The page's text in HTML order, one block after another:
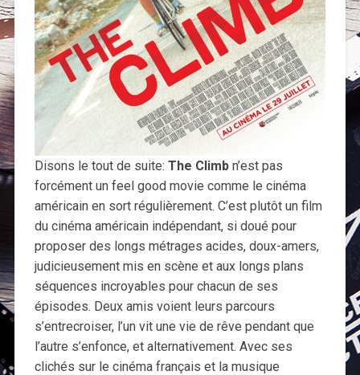
Disons le tout de suite: The Climbn’est pas
forcément un feel good movie comme le cinéma
américain en sort régulièrement. C’est plutôt un film
du cinéma américain indépendant, si doué pour
proposer des longs métrages acides, doux-amers,
judicieusement mis en scène et aux longs plans
séquences incroyables pour chacun de ses
épisodes. Deux amis voient leurs parcours
s’entrecroiser, l’un vit une vie de rêve pendant que
l’autre s’enfonce, et alternativement. Avec ses
clichés sur le cinéma français et la musique